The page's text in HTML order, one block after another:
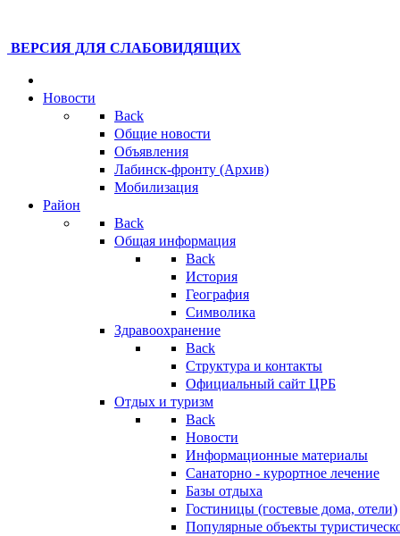
ВЕРСИЯ ДЛЯ СЛАБОВИДЯЩИХ
Новости
Back
Общие новости
Объявления
Лабинск-фронту (Архив)
Мобилизация
Район
Back
Общая информация
Back
История
География
Символика
Здравоохранение
Back
Структура и контакты
Официальный сайт ЦРБ
Отдых и туризм
Back
Новости
Информационные материалы
Санаторно - курортное лечение
Базы отдыха
Гостиницы (гостевые дома, отели)
Популярные объекты